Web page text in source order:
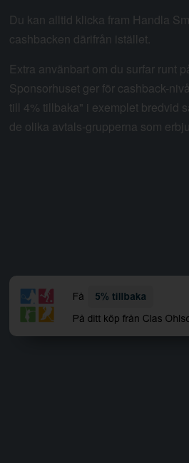
Du kan alltid klicka fram Handla
cashbacken därifrån istället.
Extra använbart om du surfar runt
Sponsorhuset ger för cashback-
till 4% tillbaka" i exemplet bredvid
de olika avtals-grupperna som